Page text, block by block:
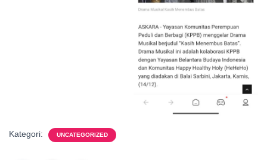
Kategori: UNCATEGORIZED